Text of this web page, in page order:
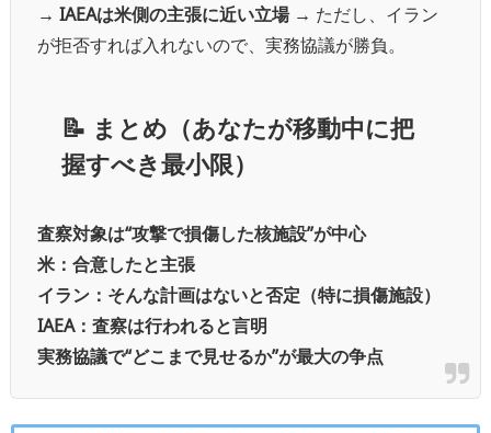
→ IAEAは米側の主張に近い立場→ ただし、イラン
が拒否すれば入れないので、実務協議が勝負。
📝 まとめ（あなたが移動中に把
握すべき最小限）
査察対象は“攻撃で損傷した核施設”が中心
米：合意したと主張
イラン：そんな計画はないと否定（特に損傷施設）
IAEA：査察は行われると言明
実務協議で“どこまで見せるか”が最大の争点